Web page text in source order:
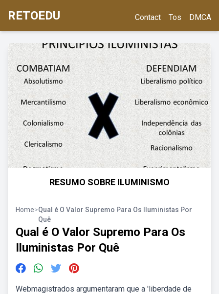
RETOEDU Contact Tos DMCA
RESUMO SOBRE ILUMINISMO
Home>Qual é O Valor Supremo Para Os Iluministas Por
Quê
Qual é O Valor Supremo Para Os
Iluministas Por Quê
Webmagistrados argumentaram que a 'liberdade de